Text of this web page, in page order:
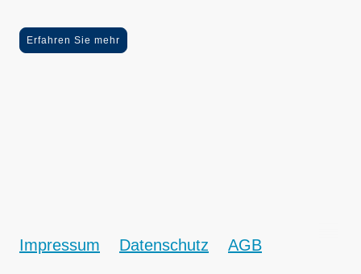
Erfahren Sie mehr
Impressum Datenschutz AGB